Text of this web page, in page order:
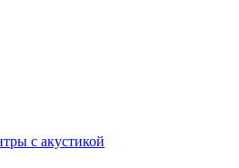
с акустикой